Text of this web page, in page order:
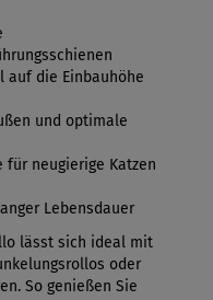
auf die Einbauhöhe
und optimale
für neugierige Katzen
Lebensdauer
lässt sich ideal mit
oder
So genießen Sie